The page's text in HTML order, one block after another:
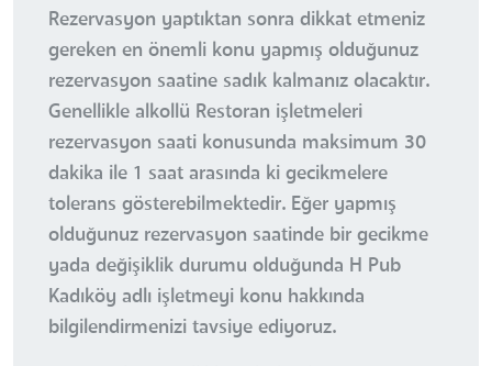
Rezervasyon yaptıktan sonra dikkat etmeniz
gereken en önemli konu yapmış olduğunuz
rezervasyon saatine sadık kalmanız olacaktır.
Genellikle alkollü Restoran işletmeleri
rezervasyon saati konusunda maksimum 30
dakika ile 1 saat arasında ki gecikmelere
tolerans gösterebilmektedir. Eğer yapmış
olduğunuz rezervasyon saatinde bir gecikme
yada değişiklik durumu olduğunda H Pub
Kadıköy adlı işletmeyi konu hakkında
bilgilendirmenizi tavsiye ediyoruz.